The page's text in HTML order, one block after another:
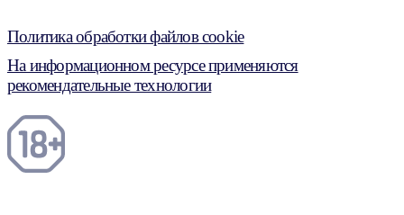
Политика обработки файлов cookie
На информационном ресурсе применяются
рекомендательные технологии